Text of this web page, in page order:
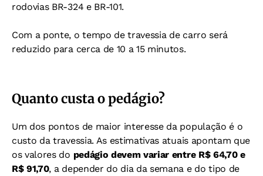
rodovias BR-324 e BR-101.
Com a ponte, o tempo de travessia de carro será
reduzido para cerca de 10 a 15 minutos.
Quanto custa o pedágio?
Um dos pontos de maior interesse da população é o
custo da travessia. As estimativas atuais apontam que
os valores do pedágio devem variar entre R$ 64,70 e
R$ 91,70, a depender do dia da semana e do tipo de